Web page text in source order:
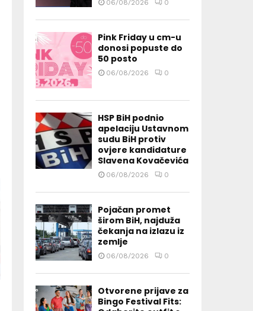
06/08/2026 0
Pink Friday u cm-u
donosi popuste do
50 posto
06/08/2026 0
HSP BiH podnio
apelaciju Ustavnom
sudu BiH protiv
ovjere kandidature
Slavena Kovačevića
06/08/2026 0
Pojačan promet
širom BiH, najduža
čekanja na izlazu iz
zemlje
06/08/2026 0
Otvorene prijave za
Bingo Festival Fits: